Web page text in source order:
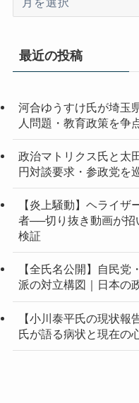
イ
最近の投稿
河合ゆうすけ氏が埼
人問題・教育政策を争
政治マトリクス氏と太
円対談要求・参政党を
【炎上騒動】ヘライ
者──切り抜き動画が招
検証
【全氏名公開】自民
派の対立構図｜日本の
【小川泰平氏の現状
氏が語る病状と現在の